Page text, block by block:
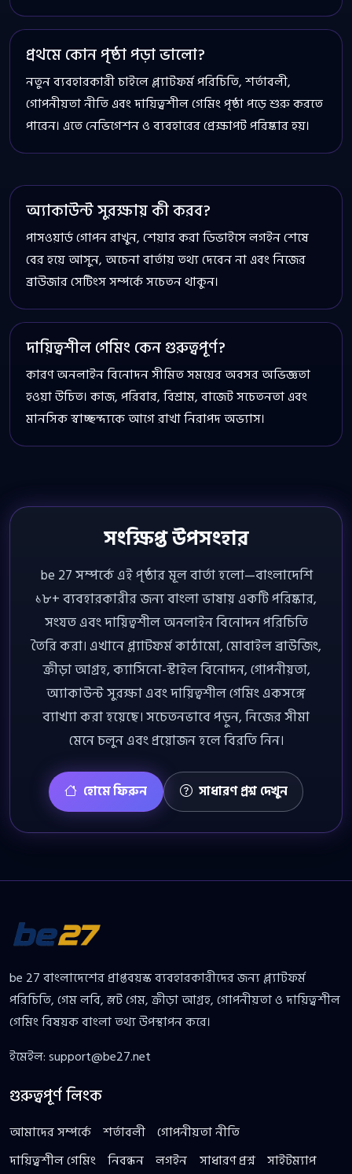
প্রথমে কোন পৃষ্ঠা পড়া ভালো?
নতুন ব্যবহারকারী চাইলে প্ল্যাটফর্ম পরিচিতি, শর্তাবলী,
গোপনীয়তা নীতি এবং দায়িত্বশীল গেমিং পৃষ্ঠা পড়ে শুরু করতে
পারেন। এতে নেভিগেশন ও ব্যবহারের প্রেক্ষাপট পরিষ্কার হয়।
অ্যাকাউন্ট সুরক্ষায় কী করব?
পাসওয়ার্ড গোপন রাখুন, শেয়ার করা ডিভাইসে লগইন শেষে
বের হয়ে আসুন, অচেনা বার্তায় তথ্য দেবেন না এবং নিজের
ব্রাউজার সেটিংস সম্পর্কে সচেতন থাকুন।
দায়িত্বশীল গেমিং কেন গুরুত্বপূর্ণ?
কারণ অনলাইন বিনোদন সীমিত সময়ের অবসর অভিজ্ঞতা
হওয়া উচিত। কাজ, পরিবার, বিশ্রাম, বাজেট সচেতনতা এবং
মানসিক স্বাচ্ছন্দ্যকে আগে রাখা নিরাপদ অভ্যাস।
সংক্ষিপ্ত উপসংহার
be 27 সম্পর্কে এই পৃষ্ঠার মূল বার্তা হলো—বাংলাদেশি
১৮+ ব্যবহারকারীর জন্য বাংলা ভাষায় একটি পরিষ্কার,
সংযত এবং দায়িত্বশীল অনলাইন বিনোদন পরিচিতি
তৈরি করা। এখানে প্ল্যাটফর্ম কাঠামো, মোবাইল ব্রাউজিং,
ক্রীড়া আগ্রহ, ক্যাসিনো-স্টাইল বিনোদন, গোপনীয়তা,
অ্যাকাউন্ট সুরক্ষা এবং দায়িত্বশীল গেমিং একসঙ্গে
ব্যাখ্যা করা হয়েছে। সচেতনভাবে পড়ুন, নিজের সীমা
মেনে চলুন এবং প্রয়োজন হলে বিরতি নিন।
হোমে ফিরুন সাধারণ প্রশ্ন দেখুন
be 27 বাংলাদেশের প্রাপ্তবয়স্ক ব্যবহারকারীদের জন্য প্ল্যাটফর্ম
পরিচিতি, গেম লবি, স্লট গেম, ক্রীড়া আগ্রহ, গোপনীয়তা ও দায়িত্বশীল
গেমিং বিষয়ক বাংলা তথ্য উপস্থাপন করে।
ইমেইল:support@be27.net
গুরুত্বপূর্ণ লিংক
আমাদের সম্পর্কে শর্তাবলী গোপনীয়তা নীতি
দায়িত্বশীল গেমিং নিবন্ধন লগইন সাধারণ প্রশ্ন সাইটম্যাপ